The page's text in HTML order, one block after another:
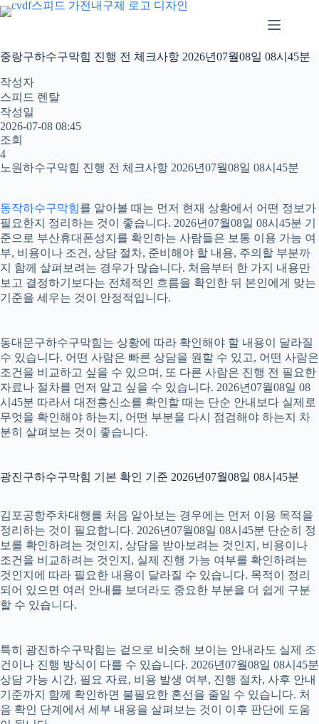
본
문
로
건
너
뛰
기
중랑구하수구막힘 진행 전 체크사항 2026년07월08일 08시45분
작성자
스피드 렌탈
작성일
2026-07-08 08:45
조회
4
노원하수구막힘 진행 전 체크사항 2026년07월08일 08시45분
동작하수구막힘를 알아볼 때는 먼저 현재 상황에서 어떤 정보가
필요한지 정리하는 것이 좋습니다. 2026년07월08일 08시45분 기
준으로 부산휴대폰성지를 확인하는 사람들은 보통 이용 가능 여
부, 비용이나 조건, 상담 절차, 준비해야 할 내용, 주의할 부분까
지 함께 살펴보려는 경우가 많습니다. 처음부터 한 가지 내용만
보고 결정하기보다는 전체적인 흐름을 확인한 뒤 본인에게 맞는
기준을 세우는 것이 안정적입니다.
동대문구하수구막힘는 상황에 따라 확인해야 할 내용이 달라질
수 있습니다. 어떤 사람은 빠른 상담을 원할 수 있고, 어떤 사람은
조건을 비교하고 싶을 수 있으며, 또 다른 사람은 진행 전 필요한
자료나 절차를 먼저 알고 싶을 수 있습니다. 2026년07월08일 08
시45분 따라서 대전흥신소를 확인할 때는 단순 안내보다 실제로
무엇을 확인해야 하는지, 어떤 부분을 다시 점검해야 하는지 차
분히 살펴보는 것이 좋습니다.
광진구하수구막힘 기본 확인 기준 2026년07월08일 08시45분
김포공항주차대행를 처음 알아보는 경우에는 먼저 이용 목적을
정리하는 것이 필요합니다. 2026년07월08일 08시45분 단순히 정
보를 확인하려는 것인지, 상담을 받아보려는 것인지, 비용이나
조건을 비교하려는 것인지, 실제 진행 가능 여부를 확인하려는
것인지에 따라 필요한 내용이 달라질 수 있습니다. 목적이 정리
되어 있으면 여러 안내를 보더라도 중요한 부분을 더 쉽게 구분
할 수 있습니다.
특히 광진하수구막힘는 겉으로 비슷해 보이는 안내라도 실제 조
건이나 진행 방식이 다를 수 있습니다. 2026년07월08일 08시45분
상담 가능 시간, 필요 자료, 비용 발생 여부, 진행 절차, 사후 안내
기준까지 함께 확인하면 불필요한 혼선을 줄일 수 있습니다. 처
음 확인 단계에서 세부 내용을 살펴보는 것이 이후 판단에 도움